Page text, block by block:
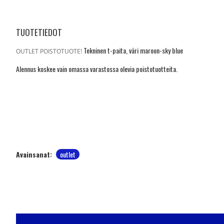
TUOTETIEDOT
OUTLET POISTOTUOTE! Tekninen t-paita, väri maroon-sky blue
Alennus koskee vain omassa varastossa olevia poistotuotteita.
Avainsanat: outlet